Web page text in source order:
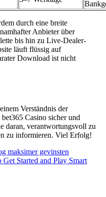
durch eine breite
Anbieter über
bis hin zu Live-Dealer-
läuft flüssig auf
Download ist nicht
Verständnis der
Casino sicher und
daran, verantwortungsvoll zu
zu informieren. Viel Erfolg!
maksimer gevinsten
Started and Play Smart